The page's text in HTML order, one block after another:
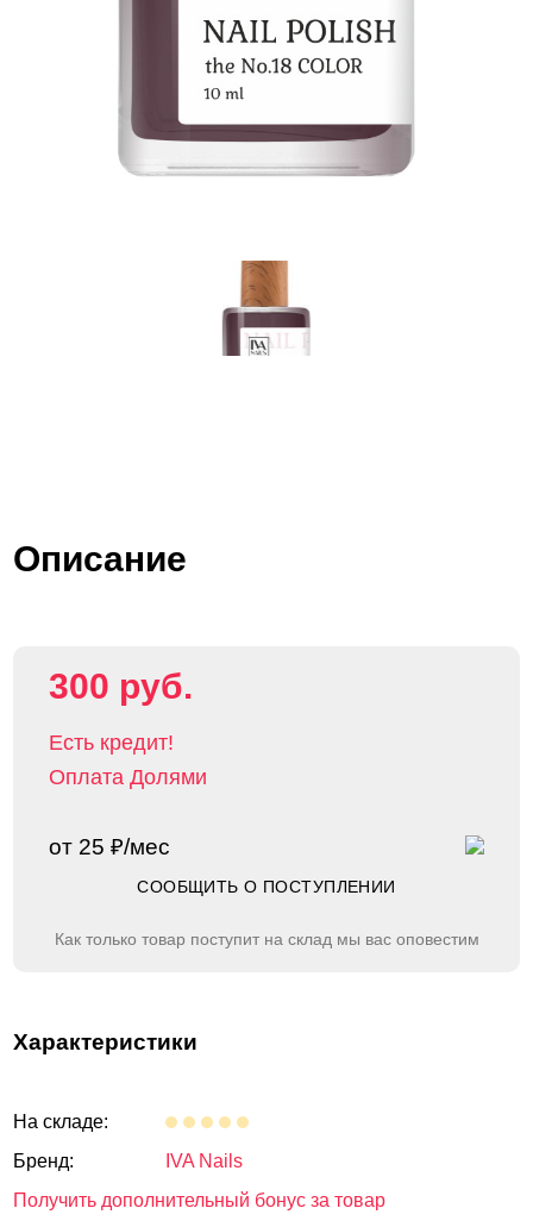
Описание
300 руб.
Есть кредит!
Оплата Долями
от 25 ₽/мес
СООБЩИТЬ О ПОСТУПЛЕНИИ
Как только товар поступит на склад мы вас оповестим
Характеристики
На складе:
Бренд:
IVA Nails
Получить дополнительный бонус за товар